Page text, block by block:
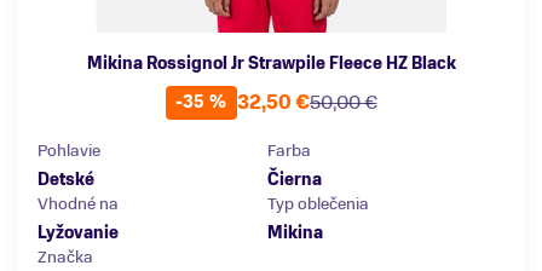
Mikina Rossignol Jr Strawpile Fleece HZ Black
-35 %
50,00 €
32,50 €
Pohlavie
Detské
Farba
Čierna
Vhodné na
Lyžovanie
Typ oblečenia
Mikina
Značka